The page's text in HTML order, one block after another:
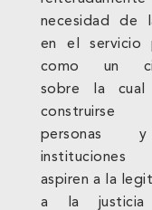
necesidad de
en el servicio
como un
sobre la cual
personas
aspiren a la
a la